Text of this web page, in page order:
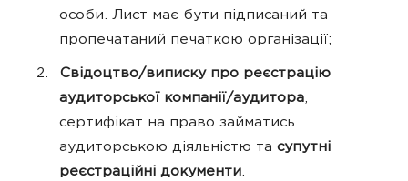
особи. Лист має бути підписаний та
пропечатаний печаткою організації;
Свідоцтво/виписку про реєстрацію
аудиторської компанії/аудитора,
сертифікат на право займатись
аудиторською діяльністю та супутні
реєстраційні документи.